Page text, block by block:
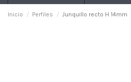
Inicio Perfiles Junquillo recto H 14mm